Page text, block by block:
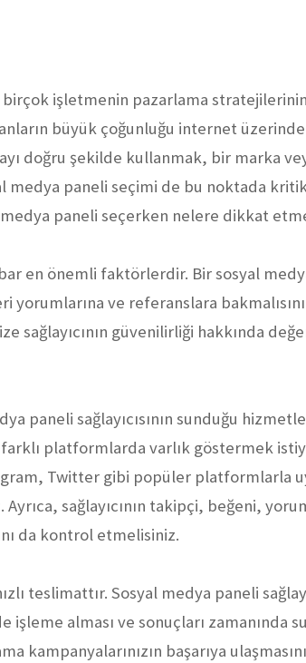
işletmenin pazarlama
büyük çoğunluğu internet
doğru şekilde kullanmak, bir marka
medya paneli seçimi de bu noktada
paneli seçerken nelere dikkat
en önemli faktörlerdir. Bir sosyal
yorumlarına ve referanslara
sağlayıcının güvenilirliği hakkında
paneli sağlayıcısının sunduğu
platformlarda varlık göstermek
Twitter gibi popüler platformlarla
sağlayıcının takipçi, beğeni,
da kontrol etmelisiniz.
teslimattır. Sosyal medya paneli
işleme alması ve sonuçları zamanında
kampanyalarınızın başarıya